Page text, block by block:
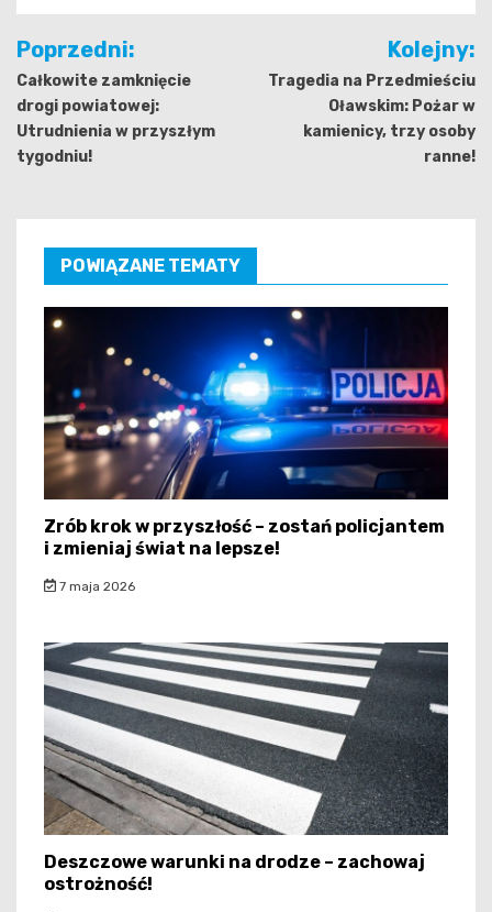
Nawigacja
wpisu
Poprzedni:
Całkowite zamknięcie
drogi powiatowej:
Utrudnienia w przyszłym
tygodniu!
Kolejny:
Tragedia na Przedmieściu
Oławskim: Pożar w
kamienicy, trzy osoby
ranne!
POWIĄZANE TEMATY
Zrób krok w przyszłość – zostań policjantem
i zmieniaj świat na lepsze!
7 maja 2026
Deszczowe warunki na drodze – zachowaj
ostrożność!